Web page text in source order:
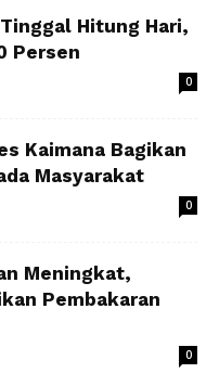
Hitung Hari,
Persen
0
Kaimana Bagikan
Masyarakat
0
Meningkat,
Pembakaran
0